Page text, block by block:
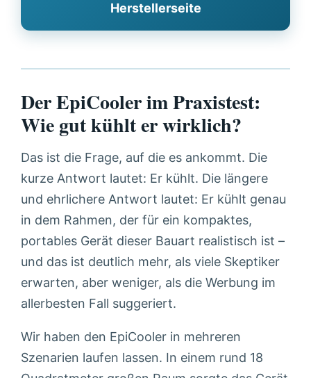
Herstellerseite
Der EpiCooler im Praxistest:
Wie gut kühlt er wirklich?
Das ist die Frage, auf die es ankommt. Die
kurze Antwort lautet: Er kühlt. Die längere
und ehrlichere Antwort lautet: Er kühlt genau
in dem Rahmen, der für ein kompaktes,
portables Gerät dieser Bauart realistisch ist –
und das ist deutlich mehr, als viele Skeptiker
erwarten, aber weniger, als die Werbung im
allerbesten Fall suggeriert.
Wir haben den EpiCooler in mehreren
Szenarien laufen lassen. In einem rund 18